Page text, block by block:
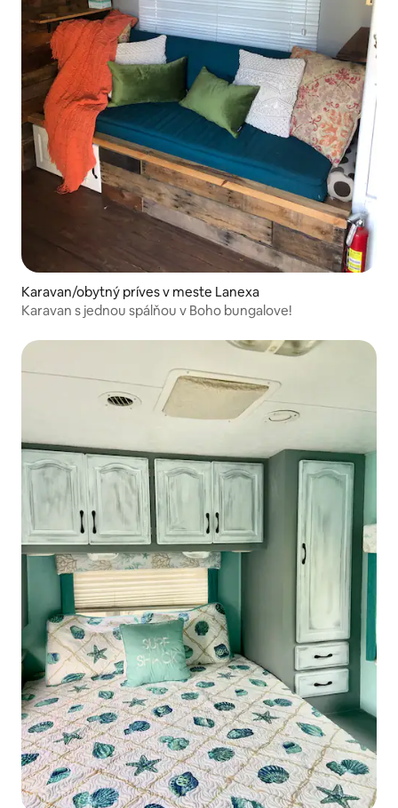
Karavan/obytný príves v meste Lanexa
Karavan s jednou spálňou v Boho bungalove!